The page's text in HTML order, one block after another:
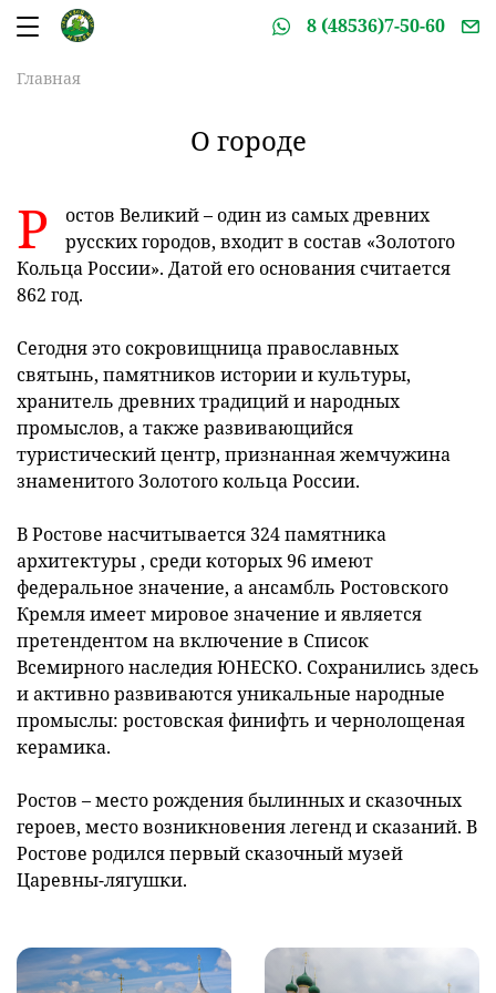
8 (48536)7-50-60
Главная
О городе
Р
остов Великий – один из самых древних
русских городов, входит в состав «Золотого
Кольца России». Датой его основания считается
862 год.
Сегодня это сокровищница православных
святынь, памятников истории и культуры,
хранитель древних традиций и народных
промыслов, а также развивающийся
туристический центр, признанная жемчужина
знаменитого Золотого кольца России.
В Ростове насчитывается 324 памятника
архитектуры , среди которых 96 имеют
федеральное значение, а ансамбль Ростовского
Кремля имеет мировое значение и является
претендентом на включение в Список
Всемирного наследия ЮНЕСКО. Сохранились здесь
и активно развиваются уникальные народные
промыслы: ростовская финифть и чернолощеная
керамика.
Ростов – место рождения былинных и сказочных
героев, место возникновения легенд и сказаний. В
Ростове родился первый сказочный музей
Царевны-лягушки.